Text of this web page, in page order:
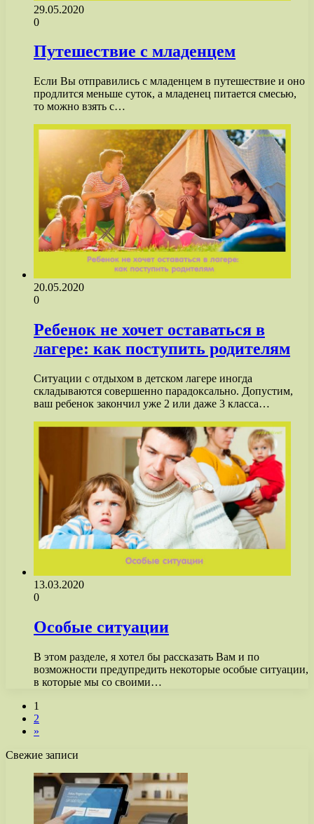
29.05.2020
0
Путешествие с младенцем
Если Вы отправились с младенцем в путешествие и оно
продлится меньше суток, а младенец питается смесью,
то можно взять с…
20.05.2020
0
Ребенок не хочет оставаться в
лагере: как поступить родителям
Ситуации с отдыхом в детском лагере иногда
складываются совершенно парадоксально. Допустим,
ваш ребенок закончил уже 2 или даже 3 класса…
13.03.2020
0
Особые ситуации
В этом разделе, я хотел бы рассказать Вам и по
возможности предупредить некоторые особые ситуации,
в которые мы со своими…
1
2
»
Свежие записи